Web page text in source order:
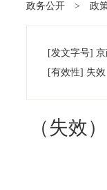
政务公开 > 政
[发文字号]
[有效性] 失效
（失效